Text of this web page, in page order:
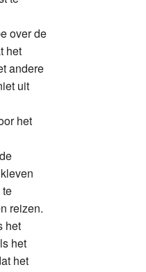
over de
het
andere
uit
het
reizen.
het
het
het